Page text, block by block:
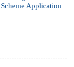
Application